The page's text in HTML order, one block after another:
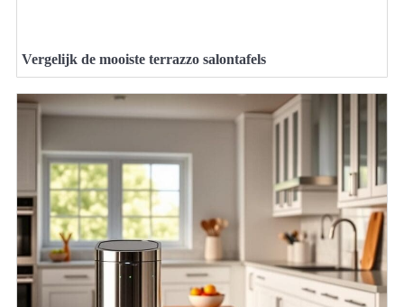
Vergelijk de mooiste terrazzo salontafels